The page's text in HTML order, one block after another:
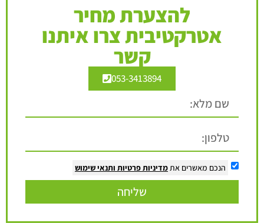
להצערת מחיר
אטרקטיבית צרו איתנו
קשר
053-3413894
הנכם מאשרים אתמדיניות פרטיות ותנאי שימוש
שליחה